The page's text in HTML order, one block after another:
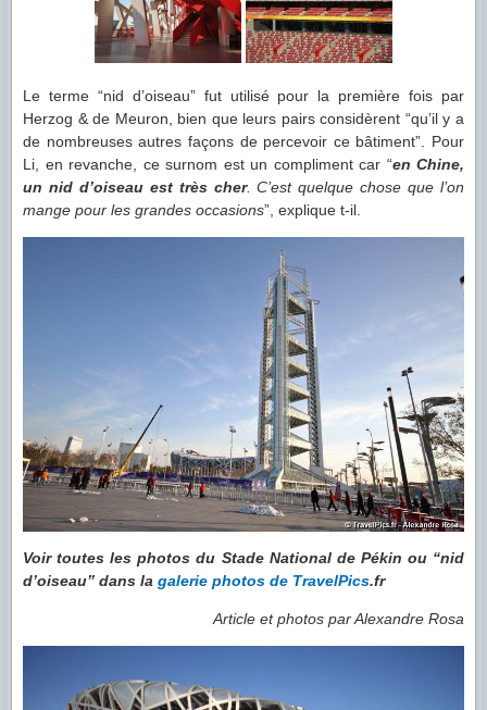
Le terme “nid d’oiseau” fut utilisé pour la première fois par
Herzog & de Meuron, bien que leurs pairs considèrent “qu’il y a
de nombreuses autres façons de percevoir ce bâtiment”. Pour
Li, en revanche, ce surnom est un compliment car “en Chine,
un nid d’oiseau est très cher. C’est quelque chose que l’on
mange pour les grandes occasions”, explique t-il.
Voir toutes les photos du Stade National de Pékin ou “nid
d’oiseau” dans la galerie photos de TravelPics.fr
Article et photos par Alexandre Rosa